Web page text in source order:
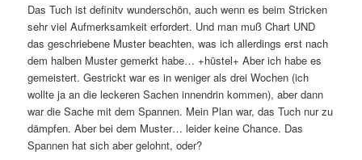
Das Tuch ist definitv wunderschön, auch wenn es beim Stricken
sehr viel Aufmerksamkeit erfordert. Und man muß Chart UND
das geschriebene Muster beachten, was ich allerdings erst nach
dem halben Muster gemerkt habe… +hüstel+ Aber ich habe es
gemeistert. Gestrickt war es in weniger als drei Wochen (ich
wollte ja an die leckeren Sachen innendrin kommen), aber dann
war die Sache mit dem Spannen. Mein Plan war, das Tuch nur zu
dämpfen. Aber bei dem Muster… leider keine Chance. Das
Spannen hat sich aber gelohnt, oder?